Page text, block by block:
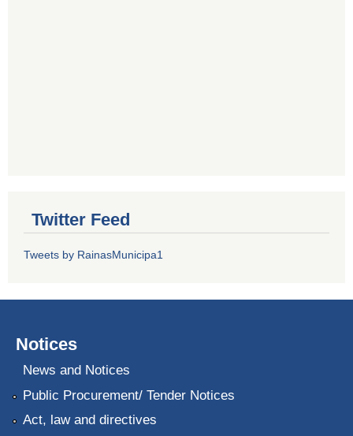
Twitter Feed
Tweets by RainasMunicipa1
Notices
News and Notices
Public Procurement/ Tender Notices
Act, law and directives